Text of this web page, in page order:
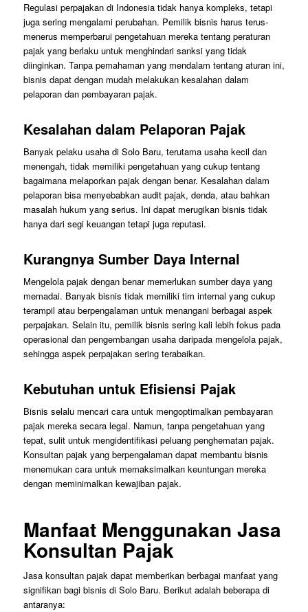
Regulasi perpajakan di Indonesia tidak hanya kompleks, tetapi
juga sering mengalami perubahan. Pemilik bisnis harus terus-
menerus memperbarui pengetahuan mereka tentang peraturan
pajak yang berlaku untuk menghindari sanksi yang tidak
diinginkan. Tanpa pemahaman yang mendalam tentang aturan ini,
bisnis dapat dengan mudah melakukan kesalahan dalam
pelaporan dan pembayaran pajak.
Kesalahan dalam Pelaporan Pajak
Banyak pelaku usaha di Solo Baru, terutama usaha kecil dan
menengah, tidak memiliki pengetahuan yang cukup tentang
bagaimana melaporkan pajak dengan benar. Kesalahan dalam
pelaporan bisa menyebabkan audit pajak, denda, atau bahkan
masalah hukum yang serius. Ini dapat merugikan bisnis tidak
hanya dari segi keuangan tetapi juga reputasi.
Kurangnya Sumber Daya Internal
Mengelola pajak dengan benar memerlukan sumber daya yang
memadai. Banyak bisnis tidak memiliki tim internal yang cukup
terampil atau berpengalaman untuk menangani berbagai aspek
perpajakan. Selain itu, pemilik bisnis sering kali lebih fokus pada
operasional dan pengembangan usaha daripada mengelola pajak,
sehingga aspek perpajakan sering terabaikan.
Kebutuhan untuk Efisiensi Pajak
Bisnis selalu mencari cara untuk mengoptimalkan pembayaran
pajak mereka secara legal. Namun, tanpa pengetahuan yang
tepat, sulit untuk mengidentifikasi peluang penghematan pajak.
Konsultan pajak yang berpengalaman dapat membantu bisnis
menemukan cara untuk memaksimalkan keuntungan mereka
dengan meminimalkan kewajiban pajak.
Manfaat Menggunakan Jasa
Konsultan Pajak
Jasa konsultan pajak dapat memberikan berbagai manfaat yang
signifikan bagi bisnis di Solo Baru. Berikut adalah beberapa di
antaranya: